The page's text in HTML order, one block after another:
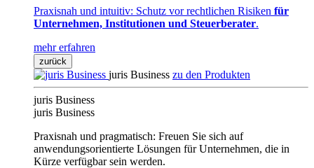
Praxisnah und intuitiv: Schutz vor rechtlichen Risiken für
Unternehmen, Institutionen und Steuerberater.
mehr erfahren
zurück
juris Business zu den Produkten
juris Business
juris Business
Praxisnah und pragmatisch: Freuen Sie sich auf
anwendungsorientierte Lösungen für Unternehmen, die in
Kürze verfügbar sein werden.